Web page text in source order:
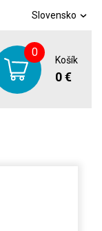
Slovensko
0
Košík
0 €